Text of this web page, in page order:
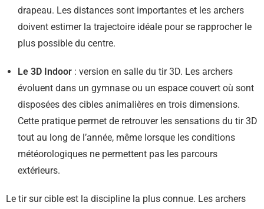
drapeau. Les distances sont importantes et les archers
doivent estimer la trajectoire idéale pour se rapprocher le
plus possible du centre.
Le 3D Indoor : version en salle du tir 3D. Les archers
évoluent dans un gymnase ou un espace couvert où sont
disposées des cibles animalières en trois dimensions.
Cette pratique permet de retrouver les sensations du tir 3D
tout au long de l’année, même lorsque les conditions
météorologiques ne permettent pas les parcours
extérieurs.
Le tir sur cible est la discipline la plus connue. Les archers